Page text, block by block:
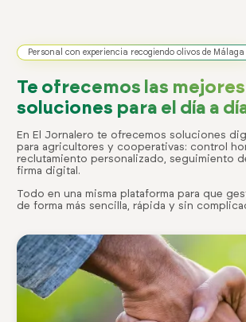
Personal con experiencia recogiendo olivos de Málaga
Te ofrecemos las mejores
soluciones para el día a
En El Jornalero te ofrecemos soluciones
para agricultores y cooperativas: control
reclutamiento personalizado, seguimiento
firma digital.
Todo en una misma plataforma para que
de forma más sencilla, rápida y sin